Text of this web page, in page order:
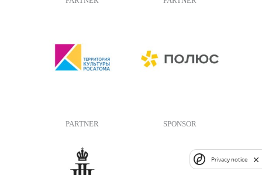
PARTNER SPONSOR
Privacy notice